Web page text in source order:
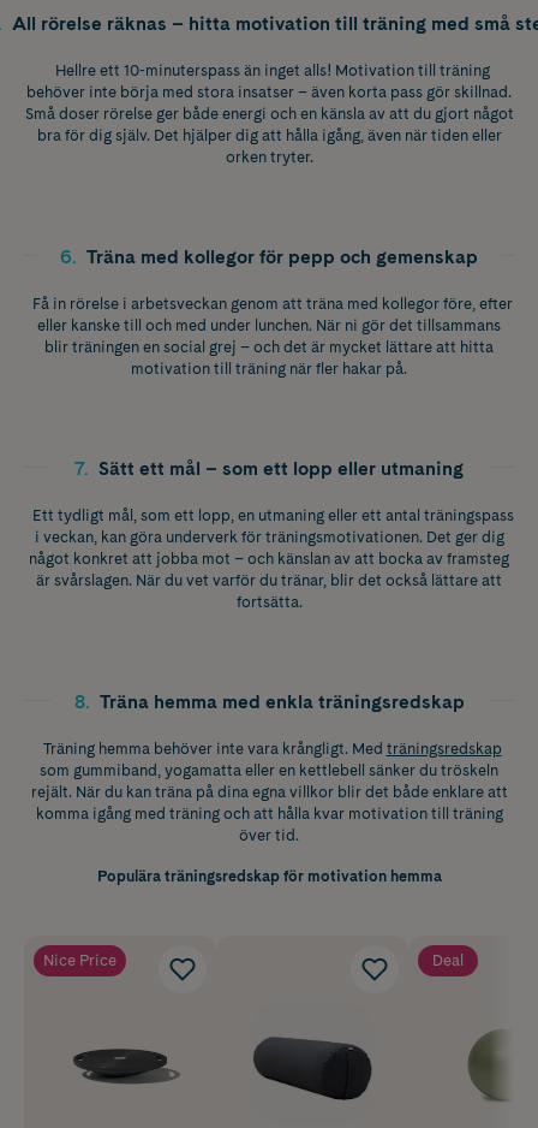
All rörelse räknas – hitta motivation till träning med små
Hellre ett 10-minuterspass än inget alls! Motivation till träning
behöver inte börja med stora insatser – även korta pass gör skillnad.
Små doser rörelse ger både energi och en känsla av att du gjort något
bra för dig själv. Det hjälper dig att hålla igång, även när tiden eller
orken tryter.
6. Träna med kollegor för pepp och gemenskap
Få in rörelse i arbetsveckan genom att träna med kollegor före, efter
eller kanske till och med under lunchen. När ni gör det tillsammans
blir träningen en social grej – och det är mycket lättare att hitta
motivation till träning när fler hakar på.
7. Sätt ett mål – som ett lopp eller utmaning
Ett tydligt mål, som ett lopp, en utmaning eller ett antal träningspass
i veckan, kan göra underverk för träningsmotivationen. Det ger dig
något konkret att jobba mot – och känslan av att bocka av framsteg
är svårslagen. När du vet varför du tränar, blir det också lättare att
fortsätta.
8. Träna hemma med enkla träningsredskap
Träning hemma behöver inte vara krångligt. Med träningsredskap
som gummiband, yogamatta eller en kettlebell sänker du tröskeln
rejält. När du kan träna på dina egna villkor blir det både enklare att
komma igång med träning och att hålla kvar motivation till träning
över tid.
Populära träningsredskap för motivation hemma
Nice Price Deal